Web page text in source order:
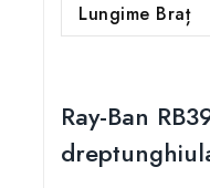
Lungime Braț
Ray-Ban